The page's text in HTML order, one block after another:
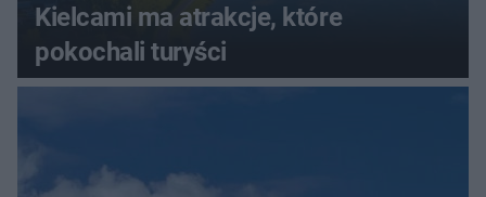
Kielcami ma atrakcje, które
pokochali turyści